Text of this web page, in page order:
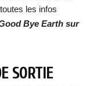
les infos
Bye Earth sur
SORTIE